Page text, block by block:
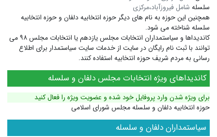
سلسله شامل فیروزآباد،مرکزی
همچنین این حوزه به نام های دیگر حوزه انتخابیه دلفان و حوزه انتخابیه
سلسله شناخته می شود.
کاندیداها و سیاستمداران انتخابات مجلس یازدهم یا انتخابات مجلس ۹۸ می
توانند با ثبت نام رایگان در سایت از خدمات سایت سیاستمدار برای اطلاع
رسانی به مردم شریف حوزه انتخابیه استفاده کنند.
کاندیداهای ویژه انتخابات مجلس دلفان و سلسله
برای ویژه شدن وارد پروفایل خود شده و عضویت ویژه را فعال کنید
حوزه انتخابیه دلفان و سلسله مجلس شورای اسلامی
سیاستمداران دلفان و سلسله